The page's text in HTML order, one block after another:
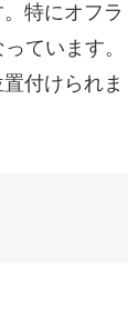
特にオフラ
ています。
付けられま